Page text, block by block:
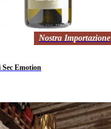
Nostra Importazione
Emotion